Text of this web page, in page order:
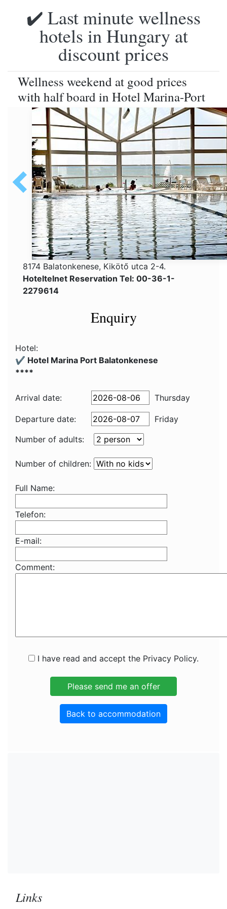
✔️ Last minute wellness
hotels in Hungary at
discount prices
Wellness weekend at good prices
with half board in Hotel Marina-Port
8174 Balatonkenese, Kikötő utca 2-4.
Hoteltelnet Reservation Tel: 00-36-1-
2279614
Enquiry
Hotel:
✔️ Hotel Marina Port Balatonkenese
****
Arrival date: Thursday
Departure date:
Friday
Number of adults:
Number of children:
Full Name:
Telefon:
E-mail:
Comment:
I have read and accept the Privacy Policy.
Back to accommodation
Links